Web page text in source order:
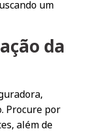
um
da
Procure por
além de